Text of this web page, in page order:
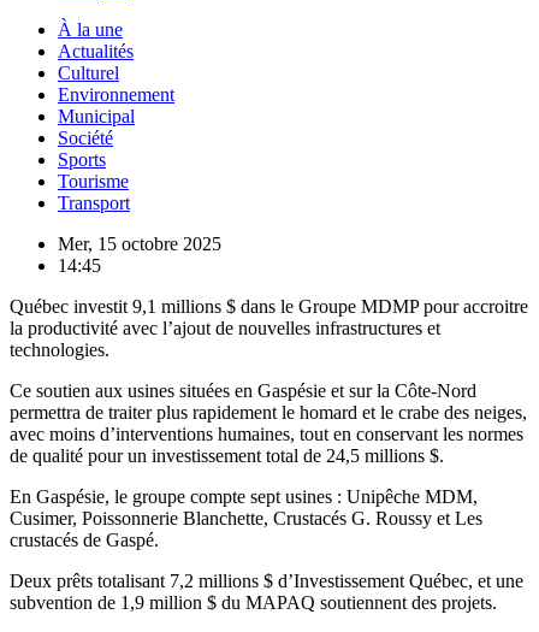
À la une
Actualités
Culturel
Environnement
Municipal
Société
Sports
Tourisme
Transport
Mer, 15 octobre 2025
14:45
Québec investit 9,1 millions $ dans le Groupe MDMP pour accroitre
la productivité avec l’ajout de nouvelles infrastructures et
technologies.
Ce soutien aux usines situées en Gaspésie et sur la Côte-Nord
permettra de traiter plus rapidement le homard et le crabe des neiges,
avec moins d’interventions humaines, tout en conservant les normes
de qualité pour un investissement total de 24,5 millions $.
En Gaspésie, le groupe compte sept usines : Unipêche MDM,
Cusimer, Poissonnerie Blanchette, Crustacés G. Roussy et Les
crustacés de Gaspé.
Deux prêts totalisant 7,2 millions $ d’Investissement Québec, et une
subvention de 1,9 million $ du MAPAQ soutiennent des projets.